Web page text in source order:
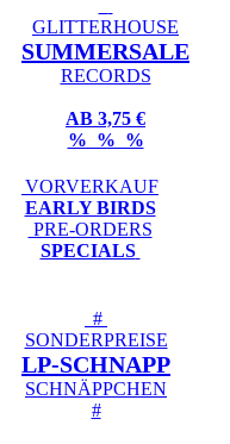
GLITTERHOUSE
SUMMERSALE
RECORDS
AB 3,75 €
% % %
VORVERKAUF
EARLY BIRDS
PRE-ORDERS
SPECIALS
#
SONDERPREISE
LP-SCHNAPP
SCHNÄPPCHEN
#